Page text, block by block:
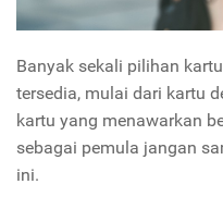
Banyak sekali pilihan
tersedia, mulai dari kartu
kartu yang menawarkan
sebagai pemula jangan
ini.